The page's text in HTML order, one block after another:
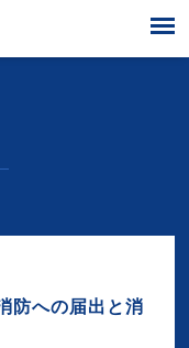
防への届出と消